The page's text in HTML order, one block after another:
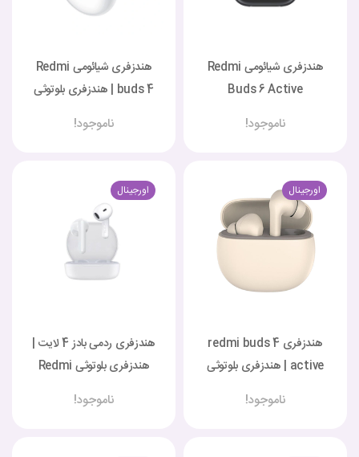
هندزفری شیائومی Redmi
Buds 6 Active
ناموجود!
هندزفری شیائومی Redmi
buds 4 | هندزفری بلوتوثی
ناموجود!
اورجینال
هندزفری redmi buds 4
active | هندزفری بلوتوثی
ناموجود!
اورجینال
هندزفری ردمی بادز 4 لایت |
هندزفری بلوتوثی Redmi
ناموجود!